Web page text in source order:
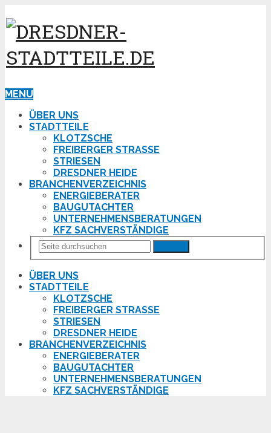
MENU
ÜBER UNS
STADTTEILE
KLOTZSCHE
FREIBERGER STRASSE
STRIESEN
DRESDNER HEIDE
BRANCHENVERZEICHNIS
ENERGIEBERATER
BAUGUTACHTER
UNTERNEHMENSBERATUNGEN
KFZ SACHVERSTÄNDIGE
ÜBER UNS
STADTTEILE
KLOTZSCHE
FREIBERGER STRASSE
STRIESEN
DRESDNER HEIDE
BRANCHENVERZEICHNIS
ENERGIEBERATER
BAUGUTACHTER
UNTERNEHMENSBERATUNGEN
KFZ SACHVERSTÄNDIGE